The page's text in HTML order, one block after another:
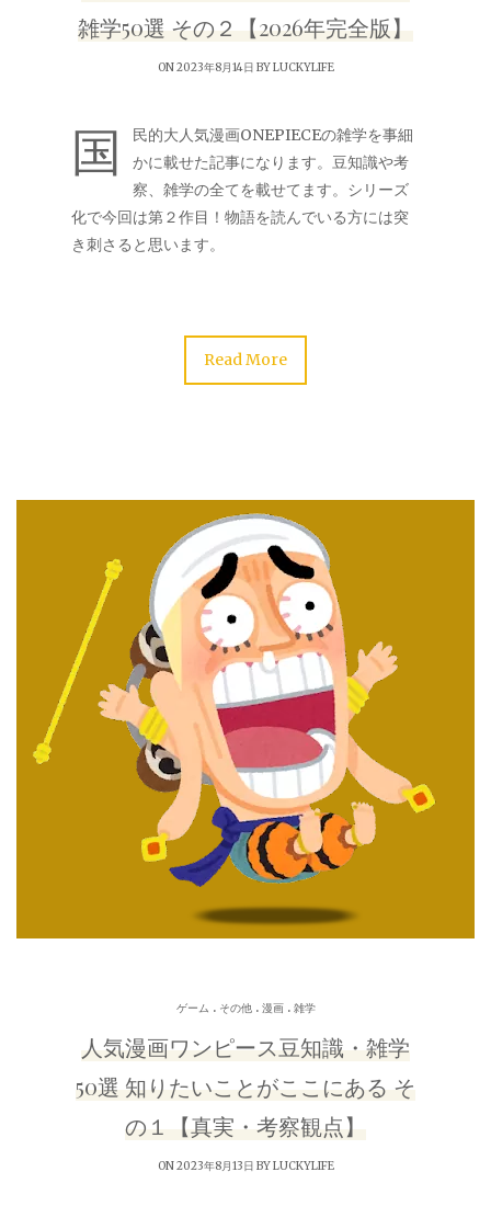
雑学50選 その２【2026年完全版】
ON 2023年8月14日 BYLUCKYLIFE
国
民的大人気漫画ONEPIECEの雑学を事細
かに載せた記事になります。豆知識や考
察、雑学の全てを載せてます。シリーズ
化で今回は第２作目！物語を読んでいる方には突
き刺さると思います。
Read More
ゲーム . その他. 漫画. 雑学
人気漫画ワンピース豆知識・雑学
50選 知りたいことがここにある そ
の１【真実・考察観点】
ON 2023年8月13日 BYLUCKYLIFE